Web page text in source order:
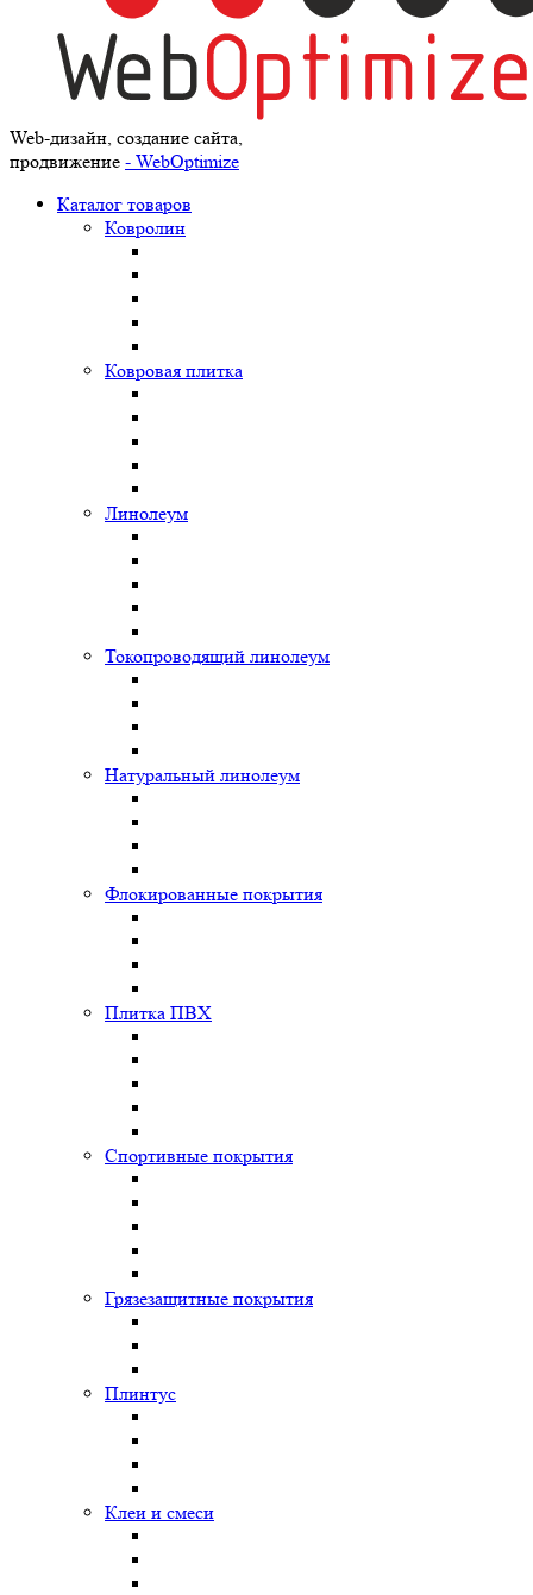
Web-дизайн, создание сайта,
продвижение - WebOptimize
Каталог товаров
Ковролин
Ковровая плитка
Линолеум
Токопроводящий линолеум
Натуральный линолеум
Флокированные покрытия
Плитка ПВХ
Спортивные покрытия
Грязезащитные покрытия
Плинтус
Клеи и смеси